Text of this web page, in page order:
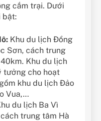
cắm trại. Dưới
bật:
Khu du lịch Đồng
Sơn, cách trung
Khu du lịch
tưởng cho hoạt
khu du lịch Đảo
Vua,…
du lịch Ba Vì
trung tâm Hà